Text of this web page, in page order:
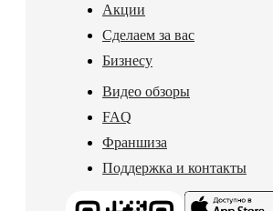
Акции
Сделаем за вас
Бизнесу
Видео обзоры
FAQ
Франшиза
Поддержка и контакты